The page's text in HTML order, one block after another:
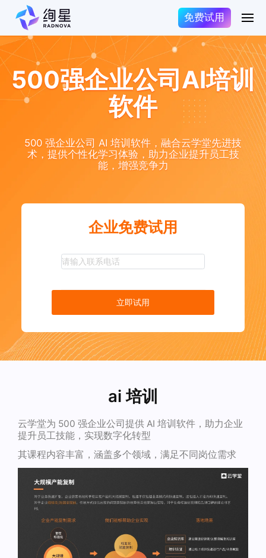
免费试用
500强企业公司AI培训
软件
500 强企业公司 AI 培训软件，融合云学堂先进技
术，提供个性化学习体验，助力企业提升员工技
能，增强竞争力
企业免费试用
立即试用
ai 培训
云学堂为 500 强企业公司提供 AI 培训软件，助力企业
提升员工技能，实现数字化转型
其课程内容丰富，涵盖多个领域，满足不同岗位需求